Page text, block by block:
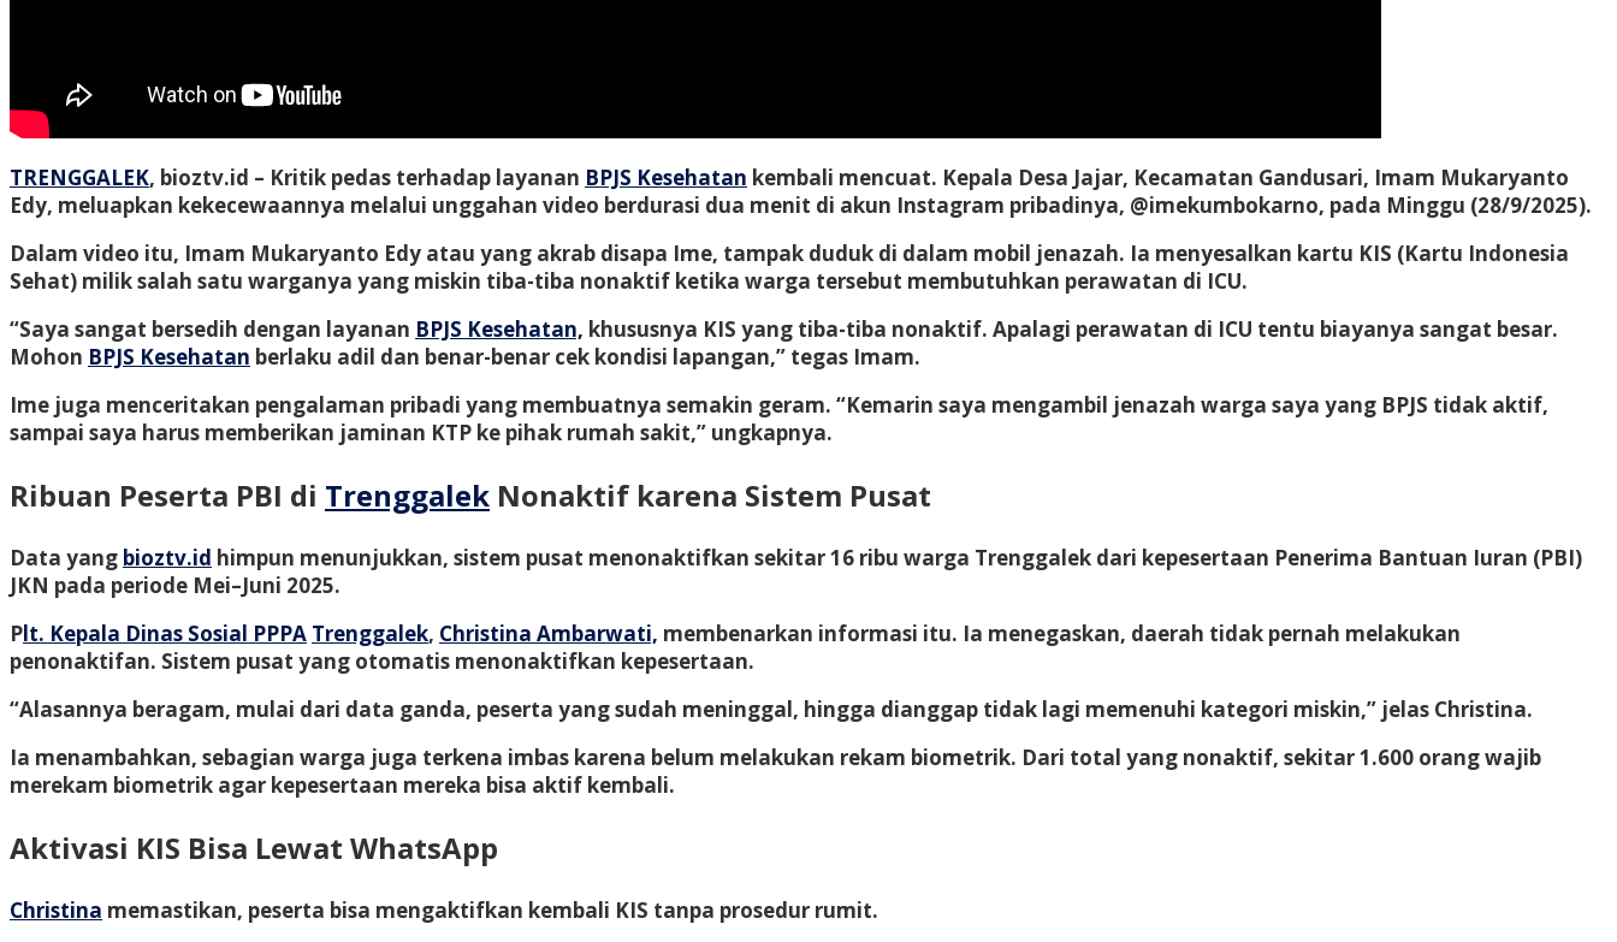
TRENGGALEK, bioztv.id – Kritik pedas terhadap layanan BPJS Kesehatan kembali mencuat. Kepala Desa Jajar, Kecamatan Gandusari, Imam Mukaryanto
Edy, meluapkan kekecewaannya melalui unggahan video berdurasi dua menit di akun Instagram pribadinya, @imekumbokarno, pada Minggu (28/9/2025).
Dalam video itu, Imam Mukaryanto Edy atau yang akrab disapa Ime, tampak duduk di dalam mobil jenazah. Ia menyesalkan kartu KIS (Kartu Indonesia
Sehat) milik salah satu warganya yang miskin tiba-tiba nonaktif ketika warga tersebut membutuhkan perawatan di ICU.
“Saya sangat bersedih dengan layanan BPJS Kesehatan, khususnya KIS yang tiba-tiba nonaktif. Apalagi perawatan di ICU tentu biayanya sangat besar.
Mohon BPJS Kesehatan berlaku adil dan benar-benar cek kondisi lapangan,” tegas Imam.
Ime juga menceritakan pengalaman pribadi yang membuatnya semakin geram. “Kemarin saya mengambil jenazah warga saya yang BPJS tidak aktif,
sampai saya harus memberikan jaminan KTP ke pihak rumah sakit,” ungkapnya.
Ribuan Peserta PBI di Trenggalek Nonaktif karena Sistem Pusat
Data yang bioztv.id himpun menunjukkan, sistem pusat menonaktifkan sekitar 16 ribu warga Trenggalek dari kepesertaan Penerima Bantuan Iuran (PBI)
JKN pada periode Mei–Juni 2025.
Plt. Kepala Dinas Sosial PPPA Trenggalek, Christina Ambarwati, membenarkan informasi itu. Ia menegaskan, daerah tidak pernah melakukan
penonaktifan. Sistem pusat yang otomatis menonaktifkan kepesertaan.
“Alasannya beragam, mulai dari data ganda, peserta yang sudah meninggal, hingga dianggap tidak lagi memenuhi kategori miskin,” jelas Christina.
Ia menambahkan, sebagian warga juga terkena imbas karena belum melakukan rekam biometrik. Dari total yang nonaktif, sekitar 1.600 orang wajib
merekam biometrik agar kepesertaan mereka bisa aktif kembali.
Aktivasi KIS Bisa Lewat WhatsApp
Christina memastikan, peserta bisa mengaktifkan kembali KIS tanpa prosedur rumit.